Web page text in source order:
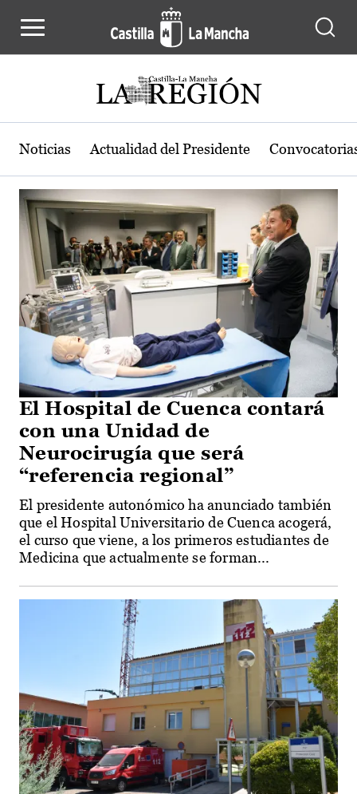
Actualidad de la región de Castilla-
Noticias Actualidad del Presidente
El Hospital de Cuenca contará
con una Unidad de
Neurocirugía que será
“referencia regional”
El presidente autonómico ha anunciado también
que el Hospital Universitario de Cuenca acogerá,
el curso que viene, a los primeros estudiantes de
Medicina que actualmente se forman...